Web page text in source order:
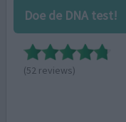
Doe de DNA test!
(52 reviews)